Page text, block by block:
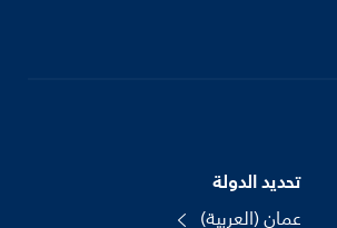
تحديد الدولة
عمان (العربية)